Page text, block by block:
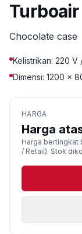
Chocolate case
Kelistrikan: 220 V
Dimensi: 1200 ×
HARGA
Harga
Harga bertingkat
/ Retail). Stok